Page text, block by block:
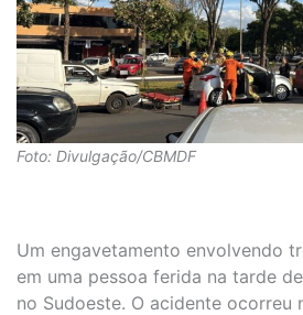
Foto: Divulgação/CBMDF
Um engavetamento envolvendo
em uma pessoa ferida na tarde
no Sudoeste. O acidente ocorreu